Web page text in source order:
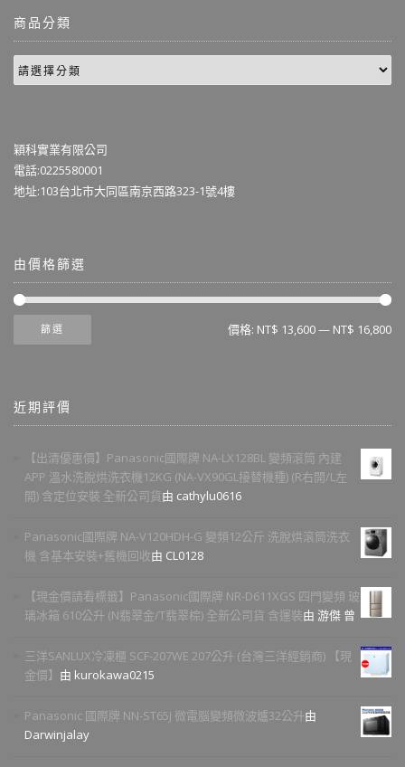
商品分類
穎科實業有限公司
電話:0225580001
地址:103台北市大同區南京西路323-1號4樓
由價格篩選
篩選 價格: NT$ 13,600— NT$ 16,800
近期評價
【出清優惠價】Panasonic國際牌 NA-LX128BL 變頻滾筒 內建
APP 溫水洗脫烘洗衣機12KG (NA-VX90GL接替機種) (R右開/L左
開) 含定位安裝 全新公司貨由 cathylu0616
Panasonic國際牌 NA-V120HDH-G 變頻12公斤 洗脫烘滾筒洗衣
機 含基本安裝+舊機回收由 CL0128
【現金價請看標籤】Panasonic國際牌 NR-D611XGS 四門變頻 玻
璃冰箱 610公升 (N翡翠金/T翡翠棕) 全新公司貨 含運裝由 游傑 曾
三洋SANLUX冷凍櫃 SCF-207WE 207公升 (台灣三洋經銷商) 【現
金價】 由 kurokawa0215
Panasonic 國際牌 NN-ST65J 微電腦變頻微波爐32公升由
Darwinjalay